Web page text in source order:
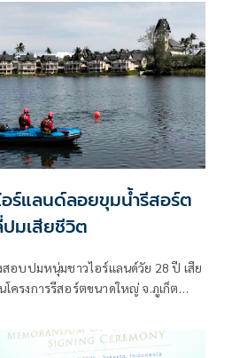
ร์แลนด์ลอยขุมน้ำรีสอร์ต
มเสียชีวิต
งสอบปมหนุ่มชาวไอร์แลนด์วัย 28 ปี เสีย
โครงการรีสอร์ตขนาดใหญ่ จ.ภูเก็ต
สานสถานทูตแจ้งครอบครัวแล้ว